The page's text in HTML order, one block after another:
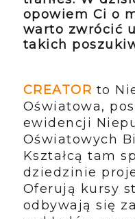
opowiem Ci o
warto zwrócić
takich
CREATOR to
Oświatowa,
ewidencji
Oświatowych
Kształcą tam
dziedzinie
Oferują kursy
odbywają się